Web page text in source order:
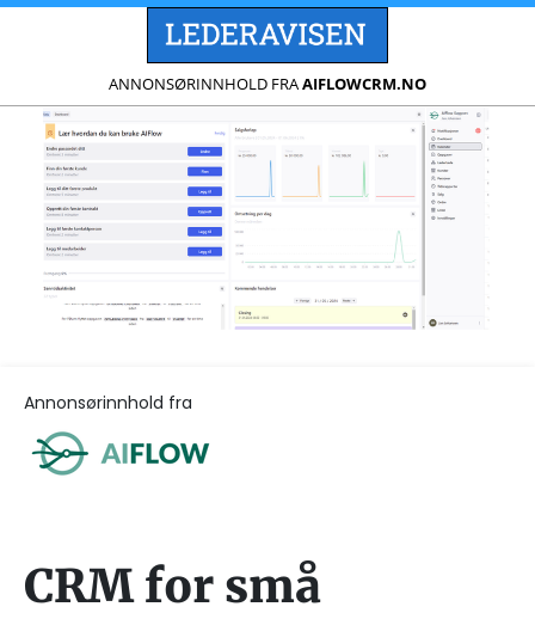
ANNONSØRINNHOLD FRAAIFLOWCRM.NO
Annonsørinnhold fra
CRM for små